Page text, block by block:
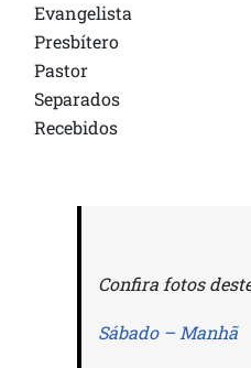
Evangelista
Presbítero
Pastor
Separados
Recebidos
Confira fotos
Sábado – Manhã